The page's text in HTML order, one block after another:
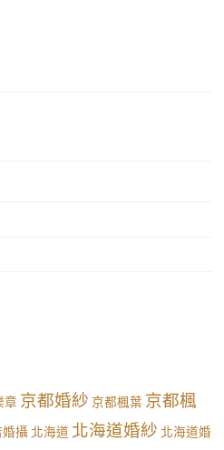
章 京都婚紗 京都楓葉 京都楓
攝 北海道 北海道婚紗 北海道婚